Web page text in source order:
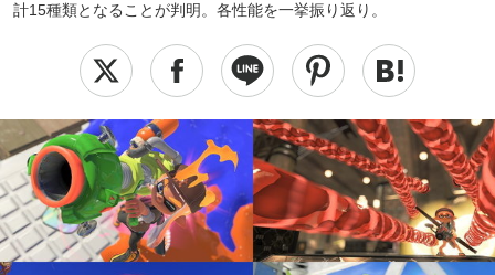
計15種類となることが判明。各性能を一挙振り返り。